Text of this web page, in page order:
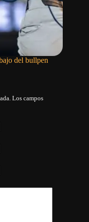
del bullpen
Los campos